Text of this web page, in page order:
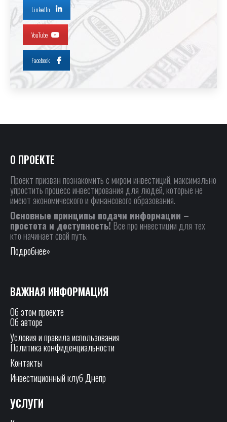
LinkedIn
YouTube
Facebook
О ПРОЕКТЕ
Проект призван познакомить с миром инвестиций, максимально
упростить процесс инвестирования для людей, которые не
имеют экономического и финансового образования.
Основные принципы подачи информации –
простота и доступность!Все про инвестиции для тех
кто начинает свой путь.
Подробнее»
ВАЖНАЯ ИНФОРМАЦИЯ
Об этом проекте
Об авторе
Условия и правила использования
Политика конфиденциальности
Контакты
Инвестиционный клуб Днепр
УСЛУГИ